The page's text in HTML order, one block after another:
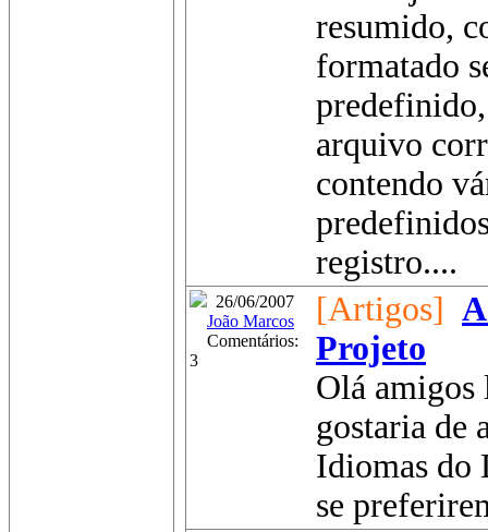
resumido,
formatado
arquivo
contendo
registro....
26/06/2007
João Marcos
Comentários:
3
[Artigos]
Projeto
Olá amigos
gostaria de
Idiomas do
se